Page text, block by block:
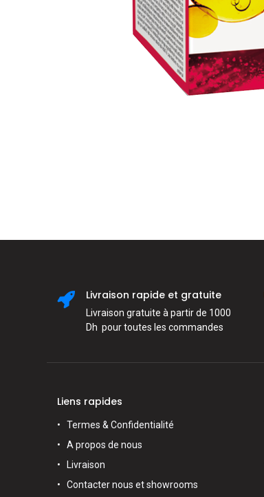
Livraison rapide et gratuite
Livraison gratuite à partir de 1000
Dh pour toutes les commandes
Liens rapides
Termes & Confidentialité
A propos de nous
Livraison
Contacter nous et showrooms